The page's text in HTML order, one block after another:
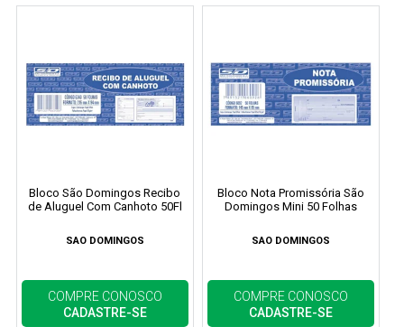
Bloco São Domingos Recibo
de Aluguel Com Canhoto 50Fl
SAO DOMINGOS
COMPRE CONOSCO
CADASTRE-SE
Bloco Nota Promissória São
Domingos Mini 50 Folhas
SAO DOMINGOS
COMPRE CONOSCO
CADASTRE-SE